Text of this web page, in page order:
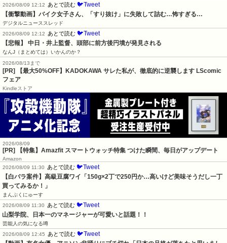
2026/08/09 12:12
あとで読む 🐦Tweet
【衝撃動画】バイク女子さん、「すり抜け」に失敗して詰む…怖すぎる…
デジタルニューススレッド
2026/08/09 12:12
あとで読む 🐦Tweet
【悲報】 中日・井上監督、頭部に前方後円墳が発見される
なんJ（まとめては）いかんのか？
2026/08/13まで
[PR] 【最大50%OFF】KADOKAWA サレた私が、徹底的に逆襲します LScomic
フェア
Kindleストア
2026/08/09
[PR] 【特集】Amazfit スマートウォッチ特集 つけた瞬間、毎日がアップデート
Amazon
2026/08/09 11:30 あとで読む 🐦Tweet
【白バラ案件】高級豆腐ワイ「150g×2丁で250円か…高いけど美味そうだし一丁
買ってみるか！」
まんぷくにゅーす
2026/08/09 11:30 あとで読む 🐦Tweet
山梨学院、日本一のマネージャーが可愛いと話題！！
芸能人の気になる噂
2026/08/09 12:45 あとで読む 🐦Tweet